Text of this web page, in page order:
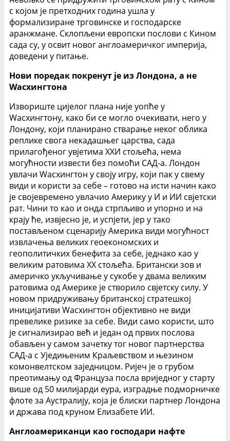
с којом је претходних година ушла у
формализиране трговинске и господарске
аранжмане. Склопљени европски послови с Кином
сада су, у освит новог англоамеричког империја,
доведени у питање.
Нови поредак покренут је из Лондона, а не
Wасхингтона
Извориште цијелог плана није уопће у
Wасхингтону, како би се могло очекивати, него у
Лондону, који планирано стварање неког облика
реплике свога некадашњег царства, сада
прилагођеног увјетима XXИ стољећа, нема
могућности извести без помоћи САД-а. Лондон
увлачи Wасхингтон у своју игру, који пак у свему
види и користи за себе – готово на исти начин како
је својевремено увлачио Америку у И и ИИ свјетски
рат. Чини то као и онда стрпљиво и упорно и на
крају ће, извјесно је, и успјети, јер у тако
постављеном сценарију Америка види могућност
извлачења великих геоекономских и
геополитичких бенефита за себе, једнако као у
великим ратовима XX стољећа. Британски зов и
америчко укључивање у сукобе у двама великим
ратовима од Америке је створило свјетску силу. У
новом придруживању британској стратешкој
иницијативи Wасхингтон објективно не види
превелике ризике за себе. Види само користи, што
је сигнализирао већ и један од првих послова
обављен у самом зачетку тог новог партнерства
САД-а с Уједињеним Краљевством и њезином
комонвелтском заједницом. Ријеч је о грубом
преотимању од Француза посла вриједног у старту
више од 50 милијарди еура, изградње подморничке
флоте за Аустралију, која је блиски партнер Лондона
и држава под круном Елизабете ИИ.
Англоамериканци као господари нафте